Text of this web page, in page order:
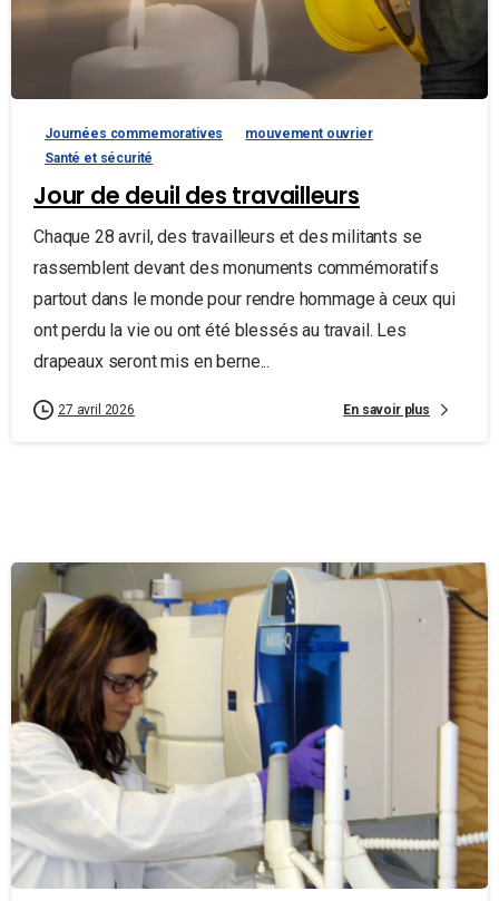
Journées commemoratives
mouvement ouvrier
Santé et sécurité
Jour de deuil des travailleurs
Chaque 28 avril, des travailleurs et des militants se
rassemblent devant des monuments commémoratifs
partout dans le monde pour rendre hommage à ceux qui
ont perdu la vie ou ont été blessés au travail. Les
drapeaux seront mis en berne...
27 avril 2026 En savoir plus